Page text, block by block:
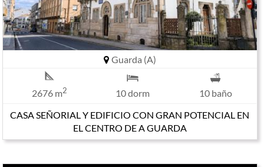
Guarda (A)
2676 m2 10 dorm
10 baño
CASA SEÑORIAL Y EDIFICIO CON GRAN POTENCIAL EN
EL CENTRO DE A GUARDA